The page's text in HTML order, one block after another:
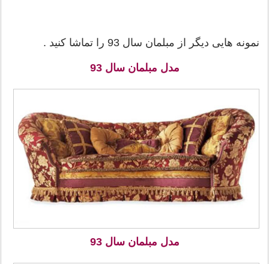
نمونه هایی دیگر از مبلمان سال 93 را تماشا کنید .
مدل مبلمان سال 93
مدل مبلمان سال 93